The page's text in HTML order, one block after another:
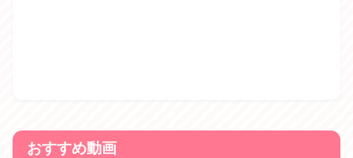
おすすめ動画